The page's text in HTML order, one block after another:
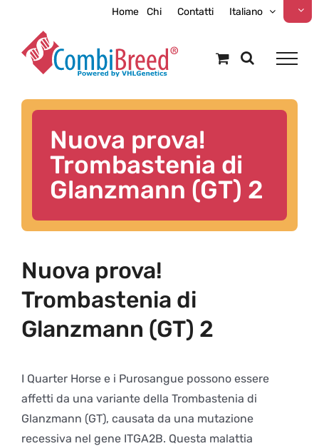
content
Home Chi Contatti Italiano
Nuova prova!
Trombastenia di
Glanzmann (GT) 2
Nuova prova!
Trombastenia di
Glanzmann (GT) 2
I Quarter Horse e i Purosangue possono essere
affetti da una variante della Trombastenia di
Glanzmann (GT), causata da una mutazione
recessiva nel gene ITGA2B. Questa malattia